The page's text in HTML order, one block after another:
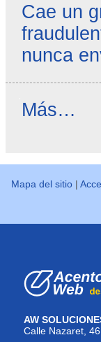
Cae un
nunca
Reseñas
Más…
Mapa del sitio |
AW
Calle Nazaret,